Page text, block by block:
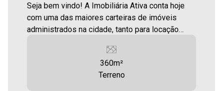
Seja bem vindo! A Imobiliária Ativa conta hoje
com uma das maiores carteiras de imóveis
administrados na cidade, tanto para locação
de encontrar o seu novo lar É AGORA! Imobiliária
360m²
Terreno